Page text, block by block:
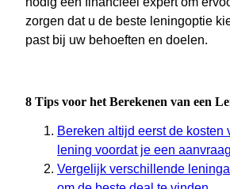
zorgen dat u de beste leningoptie
past bij uw behoeften en doelen.
8 Tips voor het Berekenen van een
Bereken altijd eerst de kosten
lening voordat je een
Vergelijk verschillende